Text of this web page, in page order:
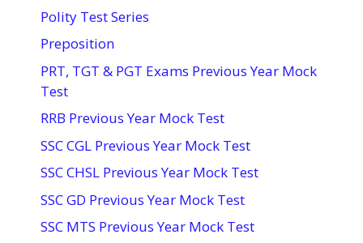
Polity Test Series
Preposition
PRT, TGT & PGT Exams Previous Year Mock
Test
RRB Previous Year Mock Test
SSC CGL Previous Year Mock Test
SSC CHSL Previous Year Mock Test
SSC GD Previous Year Mock Test
SSC MTS Previous Year Mock Test